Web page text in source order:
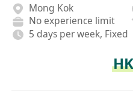
Mong Kok
No experience limit
5 days per week, Fixed